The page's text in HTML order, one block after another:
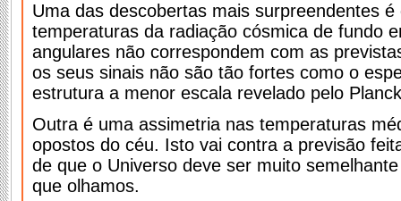
Uma das descobertas mais surpreendentes
temperaturas da radiação cósmica de fundo
angulares não correspondem com as
os seus sinais não são tão fortes como o
estrutura a menor escala revelado pelo
Outra é uma assimetria nas temperaturas
opostos do céu. Isto vai contra a previsão
de que o Universo deve ser muito
que olhamos.